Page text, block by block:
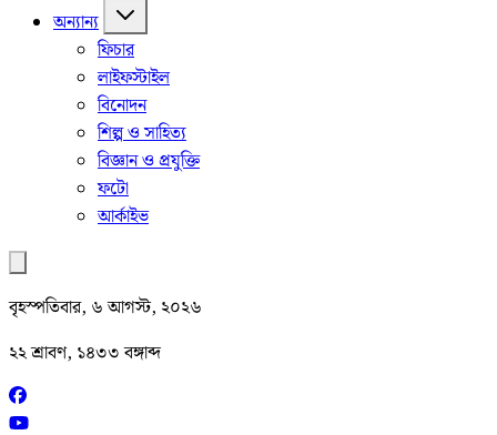
অন্যান্য
ফিচার
লাইফস্টাইল
বিনোদন
শিল্প ও সাহিত্য
বিজ্ঞান ও প্রযুক্তি
ফটো
আর্কাইভ
বৃহস্পতিবার, ৬ আগস্ট, ২০২৬
২২ শ্রাবণ, ১৪৩৩ বঙ্গাব্দ